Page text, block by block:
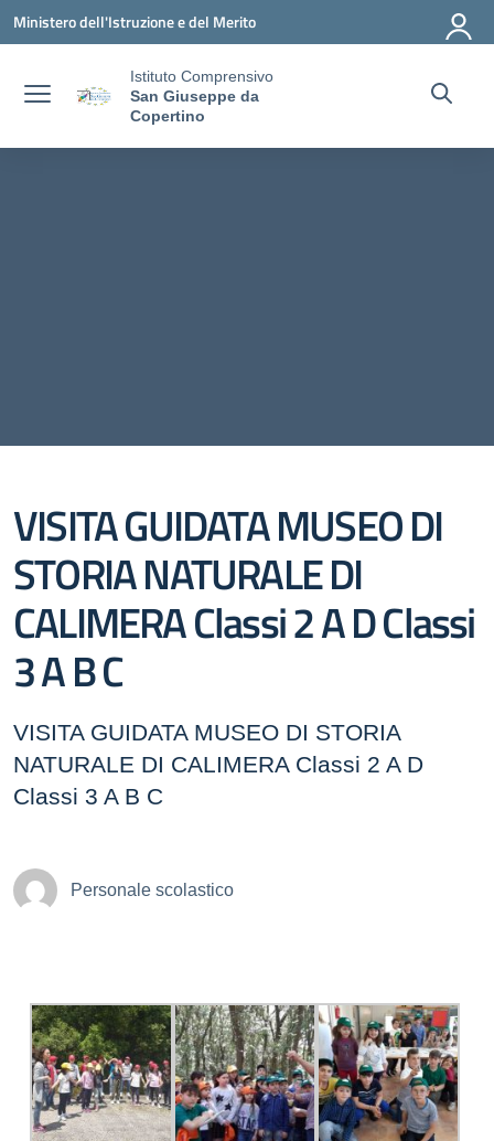
Vai ai contenuti
Vai al menu di navigazione
Vai al footer
Ministero dell'Istruzione e del Merito
Istituto Comprensivo
San Giuseppe da
Copertino
VISITA GUIDATA MUSEO DI
STORIA NATURALE DI
CALIMERA Classi 2 A D Classi
3 A B C
VISITA GUIDATA MUSEO DI STORIA
NATURALE DI CALIMERA Classi 2 A D
Classi 3 A B C
Personale scolastico